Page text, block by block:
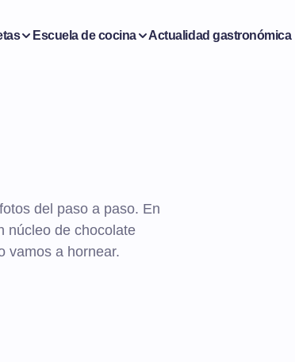
Escuela de cocina Actualidad gastronómica
del paso a paso. En
núcleo de chocolate
vamos a hornear.